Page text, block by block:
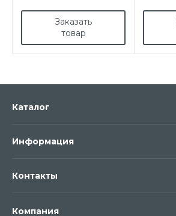
Заказать
товар
Компания
Каталог
Информация
Контакты